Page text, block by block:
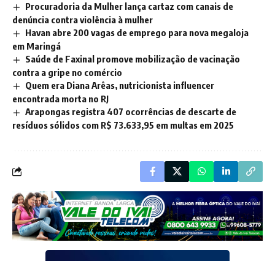
Procuradoria da Mulher lança cartaz com canais de
denúncia contra violência à mulher
Havan abre 200 vagas de emprego para nova megaloja
em Maringá
Saúde de Faxinal promove mobilização de vacinação
contra a gripe no comércio
Quem era Diana Arêas, nutricionista influencer
encontrada morta no RJ
Arapongas registra 407 ocorrências de descarte de
resíduos sólidos com R$ 73.633,95 em multas em 2025